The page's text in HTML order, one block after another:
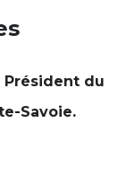
Président du
Savoie.